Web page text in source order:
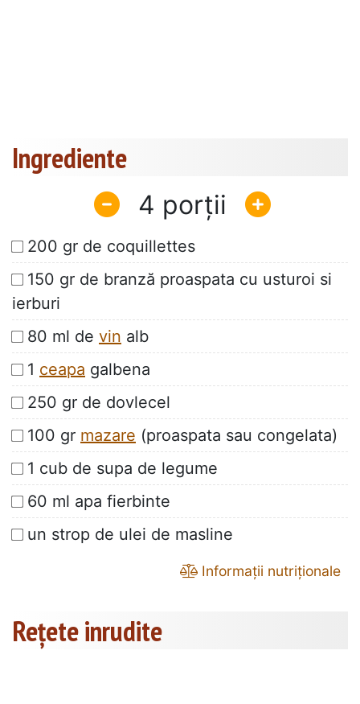
Ingrediente
4
200 gr de coquillettes
150 gr de branză proaspata cu usturoi si
ierburi
80 ml de vin alb
1 ceapa galbena
250 gr de dovlecel
100 gr mazare (proaspata sau congelata)
1 cub de supa de legume
60 ml apa fierbinte
un strop de ulei de masline
Informații nutriționale
Rețete inrudite